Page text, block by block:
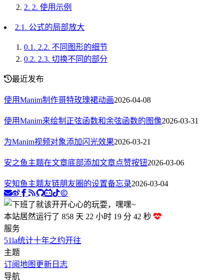
2. 2. 使用示例
2.1. 公式的局部放大
0.1. 2.2. 不同图形的细节
0.2. 2.3. 切换不同的部分
最近发布
使用Manim制作哥特玫瑰裙动画2026-04-08
使用Manim来绘制正弦函数和余弦函数的图像2026-03-31
为Manim视频对象添加闪光效果2026-03-21
安之鱼主题在文章底部添加文章点赞按钮2026-03-06
安知鱼主题友链朋友圈的设置备忘录2026-03-04
本站居然运行了 858 天 22 小时 19 分 43 秒
服务
51la统计十年之约开往
主题
订阅地图 更新日志
导航